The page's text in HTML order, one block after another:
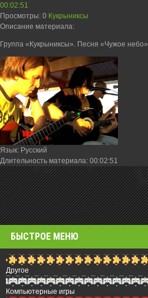
00:02:51
Просмотры: 0 Кукрыниксы
Описание материала:
Группа «Кукрыниксы». Песня «Чужое небо».
Язык: Русский
Длительность материала: 00:02:51
БЫСТРОЕ МЕНЮ
Другое
Компьютерные игры